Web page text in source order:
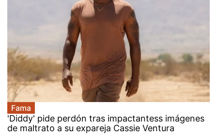
Fama
'Diddy' pide perdón tras impactantess imágenes
de maltrato a su expareja Cassie Ventura